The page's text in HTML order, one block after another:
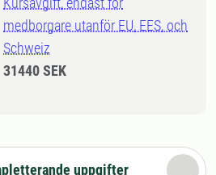
medborgare utanför EU, EES, och
Schweiz
31440 SEK
uppgifter